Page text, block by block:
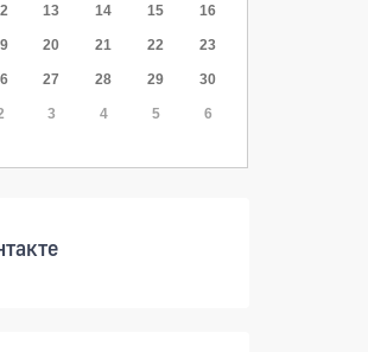
13 14 15 16
20 21 22 23
27 28 29 30
3 4 5 6